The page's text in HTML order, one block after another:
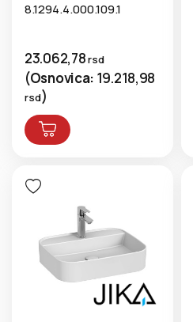
8.1294.4.000.109.1
23.062,78rsd
(Osnovica: 19.218,98
rsd)